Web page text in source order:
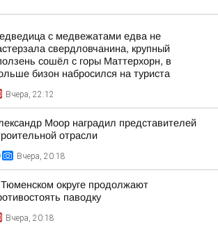
с медвежатами едва не
свердловчанина, крупный
сошёл с горы Маттерхорн, в
бизон набросился на туриста
Вчера, 22:12
Моор наградил представителей
отрасли
Вчера, 20:18
округе продолжают
паводку
Вчера, 20:18